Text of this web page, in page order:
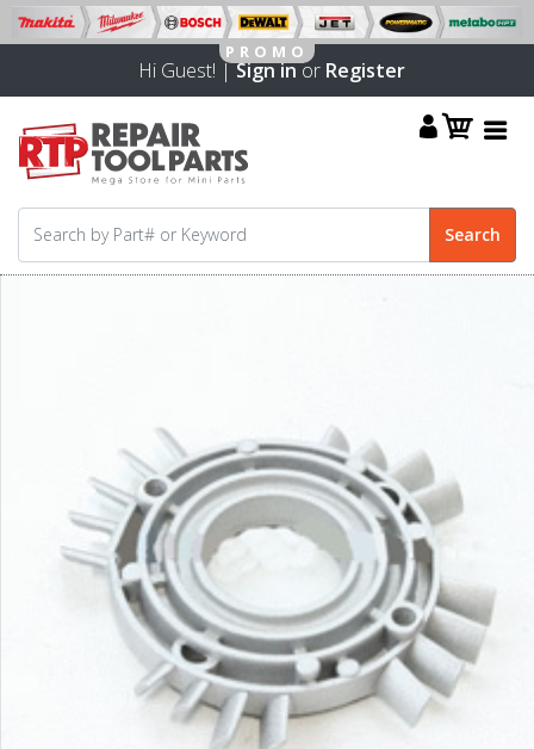
Hi Guest! |Sign inor Register